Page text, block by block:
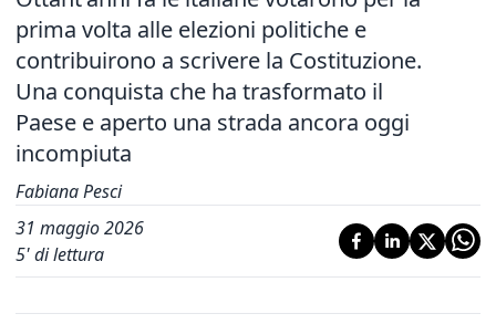
prima volta alle elezioni politiche e
contribuirono a scrivere la Costituzione.
Una conquista che ha trasformato il
Paese e aperto una strada ancora oggi
incompiuta
Fabiana Pesci
31 maggio 2026
5' di lettura